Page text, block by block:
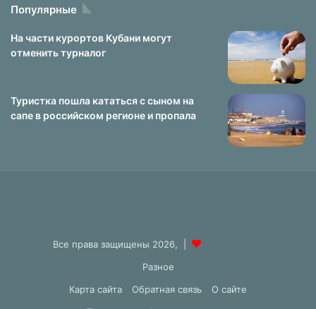
Популярные
На части курортов Кубани могут
отменить турналог
Туристка пошла кататься с сыном на
сапе в российском регионе и пропала
Все права защищены 2026, |
Разное
Карта сайта
Обратная связь
О сайте